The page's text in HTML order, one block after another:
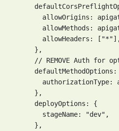
allowOrigins:
allowMethods:
allowHeaders:
      },
// REMOVE Auth for
defaultMethodOptions:
authorizationType:
      },
      deployOptions: {
        stageName: "dev",
      },